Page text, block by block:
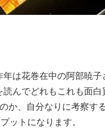
は花巻在中の阿部暁
んでどれもこれも面
か、自分なりに考察す
ットになります。